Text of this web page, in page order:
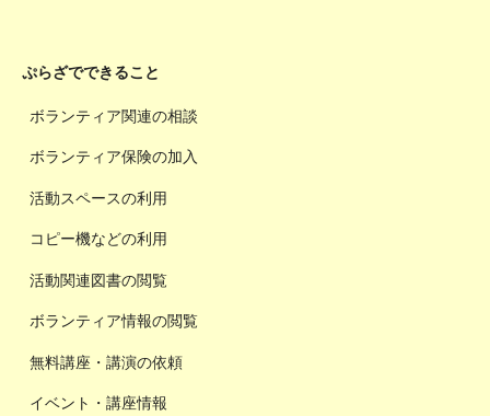
ぷらざでできること
ボランティア関連の相談
ボランティア保険の加入
活動スペースの利用
コピー機などの利用
活動関連図書の閲覧
ボランティア情報の閲覧
無料講座・講演の依頼
イベント・講座情報